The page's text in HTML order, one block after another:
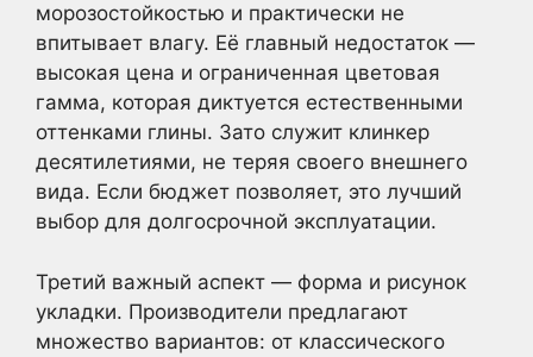
морозостойкостью и практически не
впитывает влагу. Её главный недостаток —
высокая цена и ограниченная цветовая
гамма, которая диктуется естественными
оттенками глины. Зато служит клинкер
десятилетиями, не теряя своего внешнего
вида. Если бюджет позволяет, это лучший
выбор для долгосрочной эксплуатации.
Третий важный аспект — форма и рисунок
укладки. Производители предлагают
множество вариантов: от классического